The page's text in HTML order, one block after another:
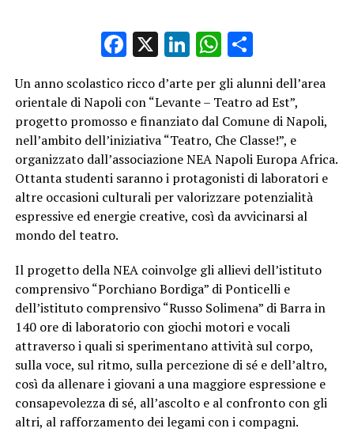
Facebook
X LinkedIn
WhatsApp
Condividi
Un anno scolastico ricco d’arte per gli alunni dell’area
orientale di Napoli con “Levante – Teatro ad Est”,
progetto promosso e finanziato dal Comune di Napoli,
nell’ambito dell’iniziativa “Teatro, Che Classe!”, e
organizzato dall’associazione NEA Napoli Europa Africa.
Ottanta studenti saranno i protagonisti di laboratori e
altre occasioni culturali per valorizzare potenzialità
espressive ed energie creative, così da avvicinarsi al
mondo del teatro.
Il progetto della NEA coinvolge gli allievi dell’istituto
comprensivo “Porchiano Bordiga” di Ponticelli e
dell’istituto comprensivo “Russo Solimena” di Barra in
140 ore di laboratorio con giochi motori e vocali
attraverso i quali si sperimentano attività sul corpo,
sulla voce, sul ritmo, sulla percezione di sé e dell’altro,
così da allenare i giovani a una maggiore espressione e
consapevolezza di sé, all’ascolto e al confronto con gli
altri, al rafforzamento dei legami con i compagni.